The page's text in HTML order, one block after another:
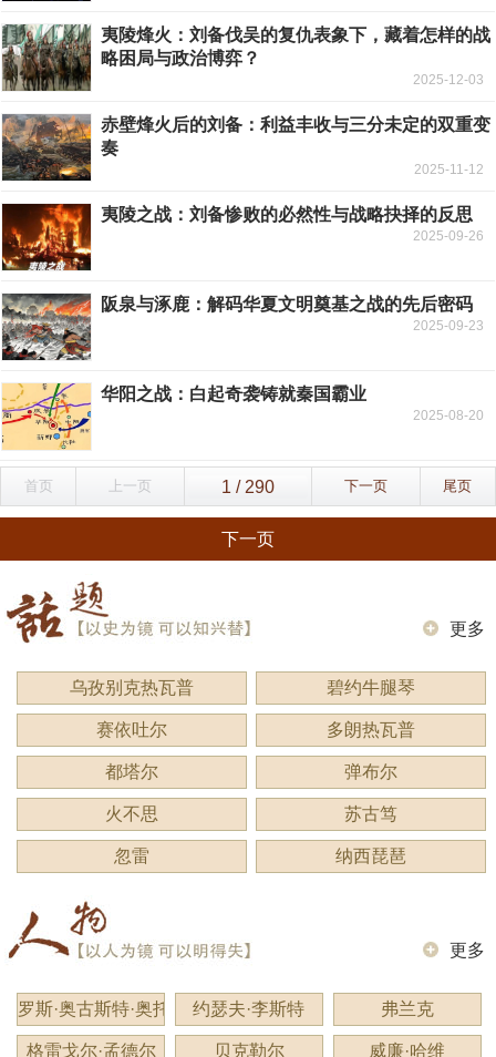
夷陵烽火：刘备伐吴的复仇表象下，藏着怎样的战
略困局与政治博弈？
2025-12-03
赤壁烽火后的刘备：利益丰收与三分未定的双重变
奏
2025-11-12
夷陵之战：刘备惨败的必然性与战略抉择的反思
2025-09-26
阪泉与涿鹿：解码华夏文明奠基之战的先后密码
2025-09-23
华阳之战：白起奇袭铸就秦国霸业
2025-08-20
首页 上一页 下一页 尾页
下一页
更多
乌孜别克热瓦普 碧约牛腿琴
赛依吐尔 多朗热瓦普
都塔尔 弹布尔
火不思 苏古笃
忽雷 纳西琵琶
更多
罗斯·奥古斯特·奥托 约瑟夫·李斯特 弗兰克
格雷戈尔·孟德尔 贝克勒尔 威廉·哈维